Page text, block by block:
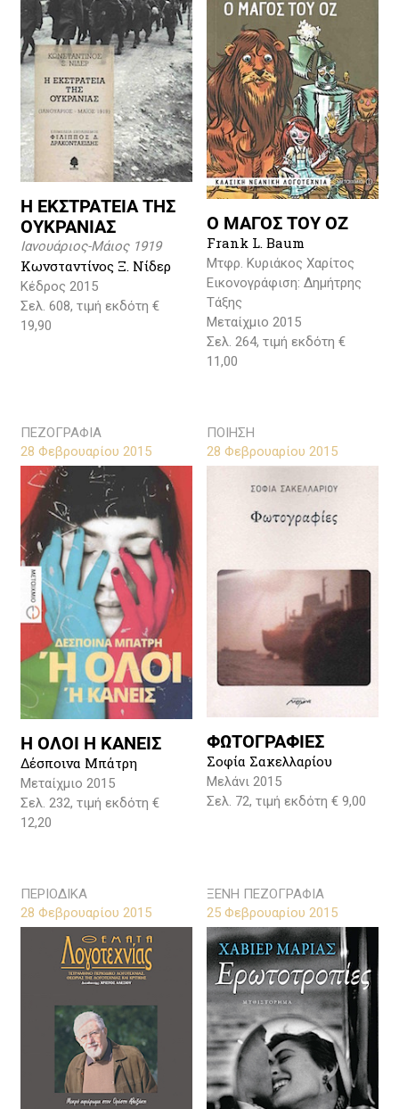
Η ΕΚΣΤΡΑΤΕΙΑ ΤΗΣ
ΟΥΚΡΑΝΙΑΣ
Ιανουάριος-Μάιος 1919
Κωνσταντίνος Ξ. Νίδερ
Κέδρος 2015
Σελ. 608, τιμή εκδότη €
19,90
Ο ΜΑΓΟΣ ΤΟΥ ΟΖ
Frank L. Baum
Μτφρ. Κυριάκος Χαρίτος
Εικονογράφιση: Δημήτρης
Τάξης
Μεταίχμιο 2015
Σελ. 264, τιμή εκδότη €
11,00
ΠΕΖΟΓΡΑΦΙΑ
28 Φεβρουαρίου 2015
Η ΟΛΟΙ Η ΚΑΝΕΙΣ
Δέσποινα Μπάτρη
Μεταίχμιο 2015
Σελ. 232, τιμή εκδότη €
12,20
ΠΟΙΗΣΗ
28 Φεβρουαρίου 2015
ΦΩΤΟΓΡΑΦΙΕΣ
Σοφία Σακελλαρίου
Μελάνι 2015
Σελ. 72, τιμή εκδότη € 9,00
ΠΕΡΙΟΔΙΚΑ
28 Φεβρουαρίου 2015
ΞΕΝΗ ΠΕΖΟΓΡΑΦΙΑ
25 Φεβρουαρίου 2015